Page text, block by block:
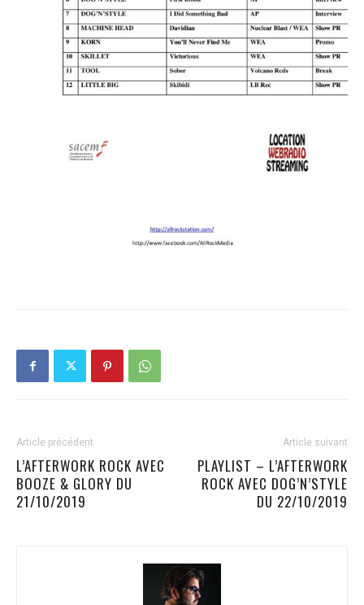
Article précédent
L’AFTERWORK ROCK AVEC
BOOZE & GLORY DU
21/10/2019
Article suivant
PLAYLIST – L’AFTERWORK
ROCK AVEC DOG’N’STYLE
DU 22/10/2019